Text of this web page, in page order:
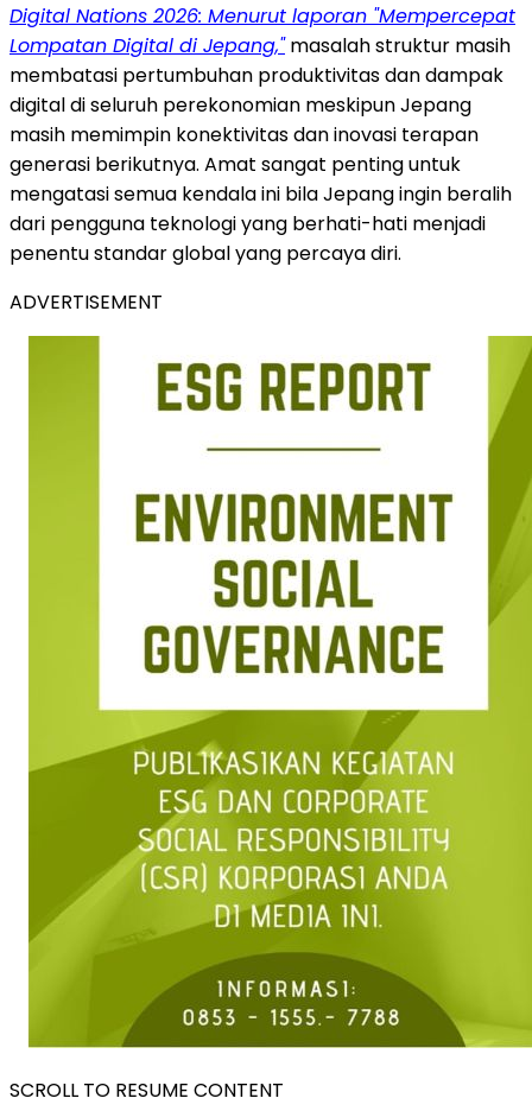
Digital Nations 2026: Menurut laporan "Mempercepat
Lompatan Digital di Jepang,"masalah struktur masih
membatasi pertumbuhan produktivitas dan dampak
digital di seluruh perekonomian meskipun Jepang
masih memimpin konektivitas dan inovasi terapan
generasi berikutnya. Amat sangat penting untuk
mengatasi semua kendala ini bila Jepang ingin beralih
dari pengguna teknologi yang berhati-hati menjadi
penentu standar global yang percaya diri.
ADVERTISEMENT
SCROLL TO RESUME CONTENT